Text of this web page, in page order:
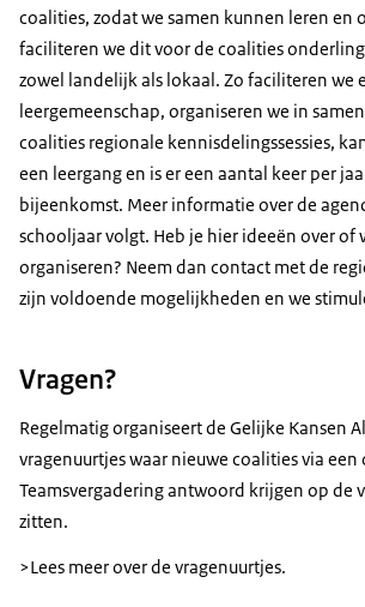
coalities, zodat we samen kunnen leren en
faciliteren we dit voor de coalities
zowel landelijk als lokaal. Zo faciliteren we
leergemeenschap, organiseren we in
coalities regionale kennisdelingssessies,
een leergang en is er een aantal keer per
bijeenkomst. Meer informatie over de
schooljaar volgt. Heb je hier ideeën over of
organiseren? Neem dan contact met de
zijn voldoende mogelijkheden en we
Vragen?
Regelmatig organiseert de Gelijke Kansen
vragenuurtjes waar nieuwe coalities via een
Teamsvergadering antwoord krijgen op de
zitten.
>Lees meer over de vragenuurtjes.